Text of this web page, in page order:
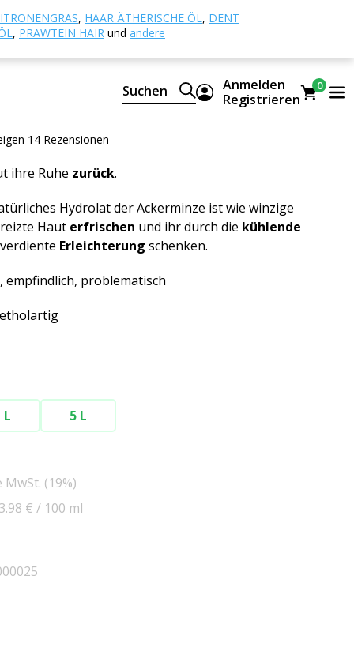
, HAAR ÄTHERISCHE ÖL, DENT
, PRAWTEIN HAIR und andere
Suchen
Anmelden
Registrieren
0
Ackerminze, BIO
Ackerminze, BIO
14 Rezensionen
ihre Ruhe zurück.
Hydrolat der Ackerminze ist wie winzige
Haut erfrischen und ihr durch die kühlende
Erleichterung schenken.
empfindlich, problematisch
L 5 L
(19%)
€ / 100 ml